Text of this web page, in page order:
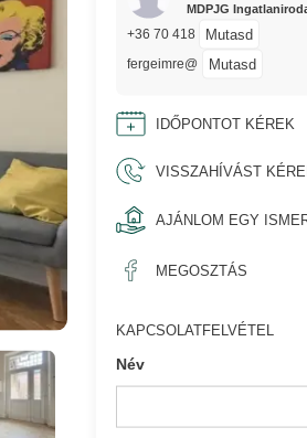
MDPJG
+36 70 418 Mutasd
fergeimre@ Mutasd
IDŐPONTOT KÉREK
VISSZAHÍVÁST
AJÁNLOM EGY
MEGOSZTÁS
KAPCSOLATFELVÉTEL
Név